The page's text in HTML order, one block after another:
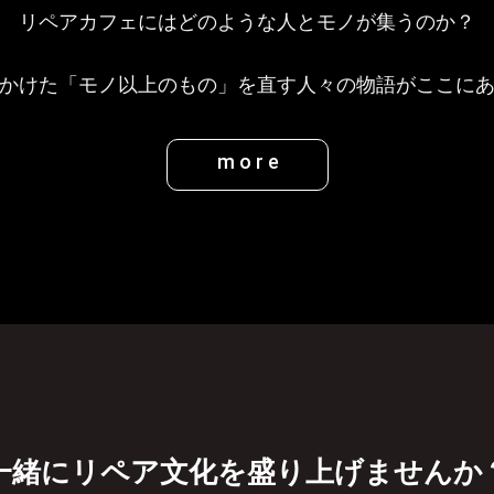
リペアカフェにはどのような人とモノが集うのか？
けた「モノ以上のもの」を直す人々の物語がここにあ
more
緒にリペア文化を盛り上げませんか